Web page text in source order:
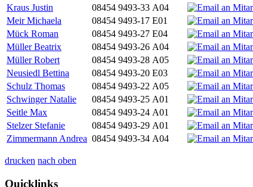
Kraus Justin
08454 9493-33 A04
Meir Michaela
08454 9493-17 E01
Mück Roman
08454 9493-27 E04
Müller Beatrix
08454 9493-26 A04
Müller Robert
08454 9493-28 A05
Neusiedl Bettina
08454 9493-20 E03
Schulz Thomas
08454 9493-22 A05
Schwinger Natalie
08454 9493-25 A01
Seitle Max
08454 9493-24 A01
Stelzer Stefanie
08454 9493-29 A01
Zimmermann Andrea 08454 9493-34 A04
drucken nach oben
Quicklinks